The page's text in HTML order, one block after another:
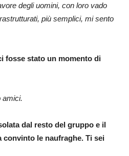
degli uomini, con loro vado
più semplici, mi sento
fosse stato un momento di
amici.
dal resto del gruppo e il
convinto le naufraghe. Ti sei